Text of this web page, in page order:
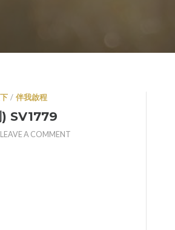
/ 伴我啟程
) SV1779
LEAVE A COMMENT